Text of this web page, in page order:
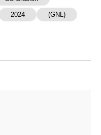
2024 (GNL)